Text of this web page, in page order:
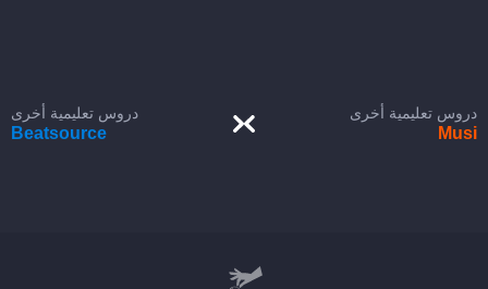
دروس تعليمية أخرى
Musi
دروس تعليمية أخرى
Beatsource